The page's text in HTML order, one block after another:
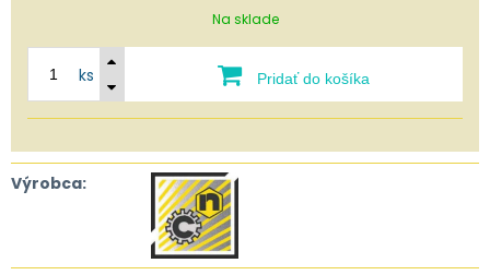
Na sklade
ks Pridať do košíka
Výrobca: